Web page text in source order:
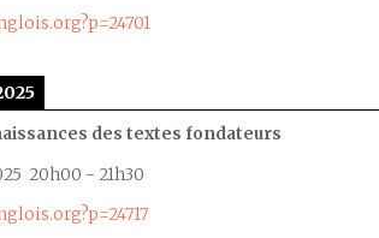
des textes fondateurs
20h00 - 21h30